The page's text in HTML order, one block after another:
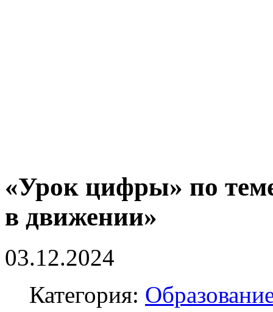
«Урок цифры» по
в движении»
03.12.2024
Категория: